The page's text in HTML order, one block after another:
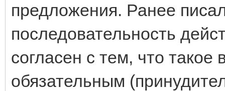
предложения. Ранее
последовательность
согласен с тем, что
обязательным